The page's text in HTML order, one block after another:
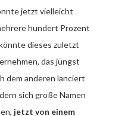
jetzt vielleicht
hundert Prozent
dieses zuletzt
das jüngst
dem anderen lanciert
sich große Namen
jetzt von einem